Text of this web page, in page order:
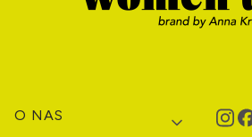
Linki w stopce
O NAS